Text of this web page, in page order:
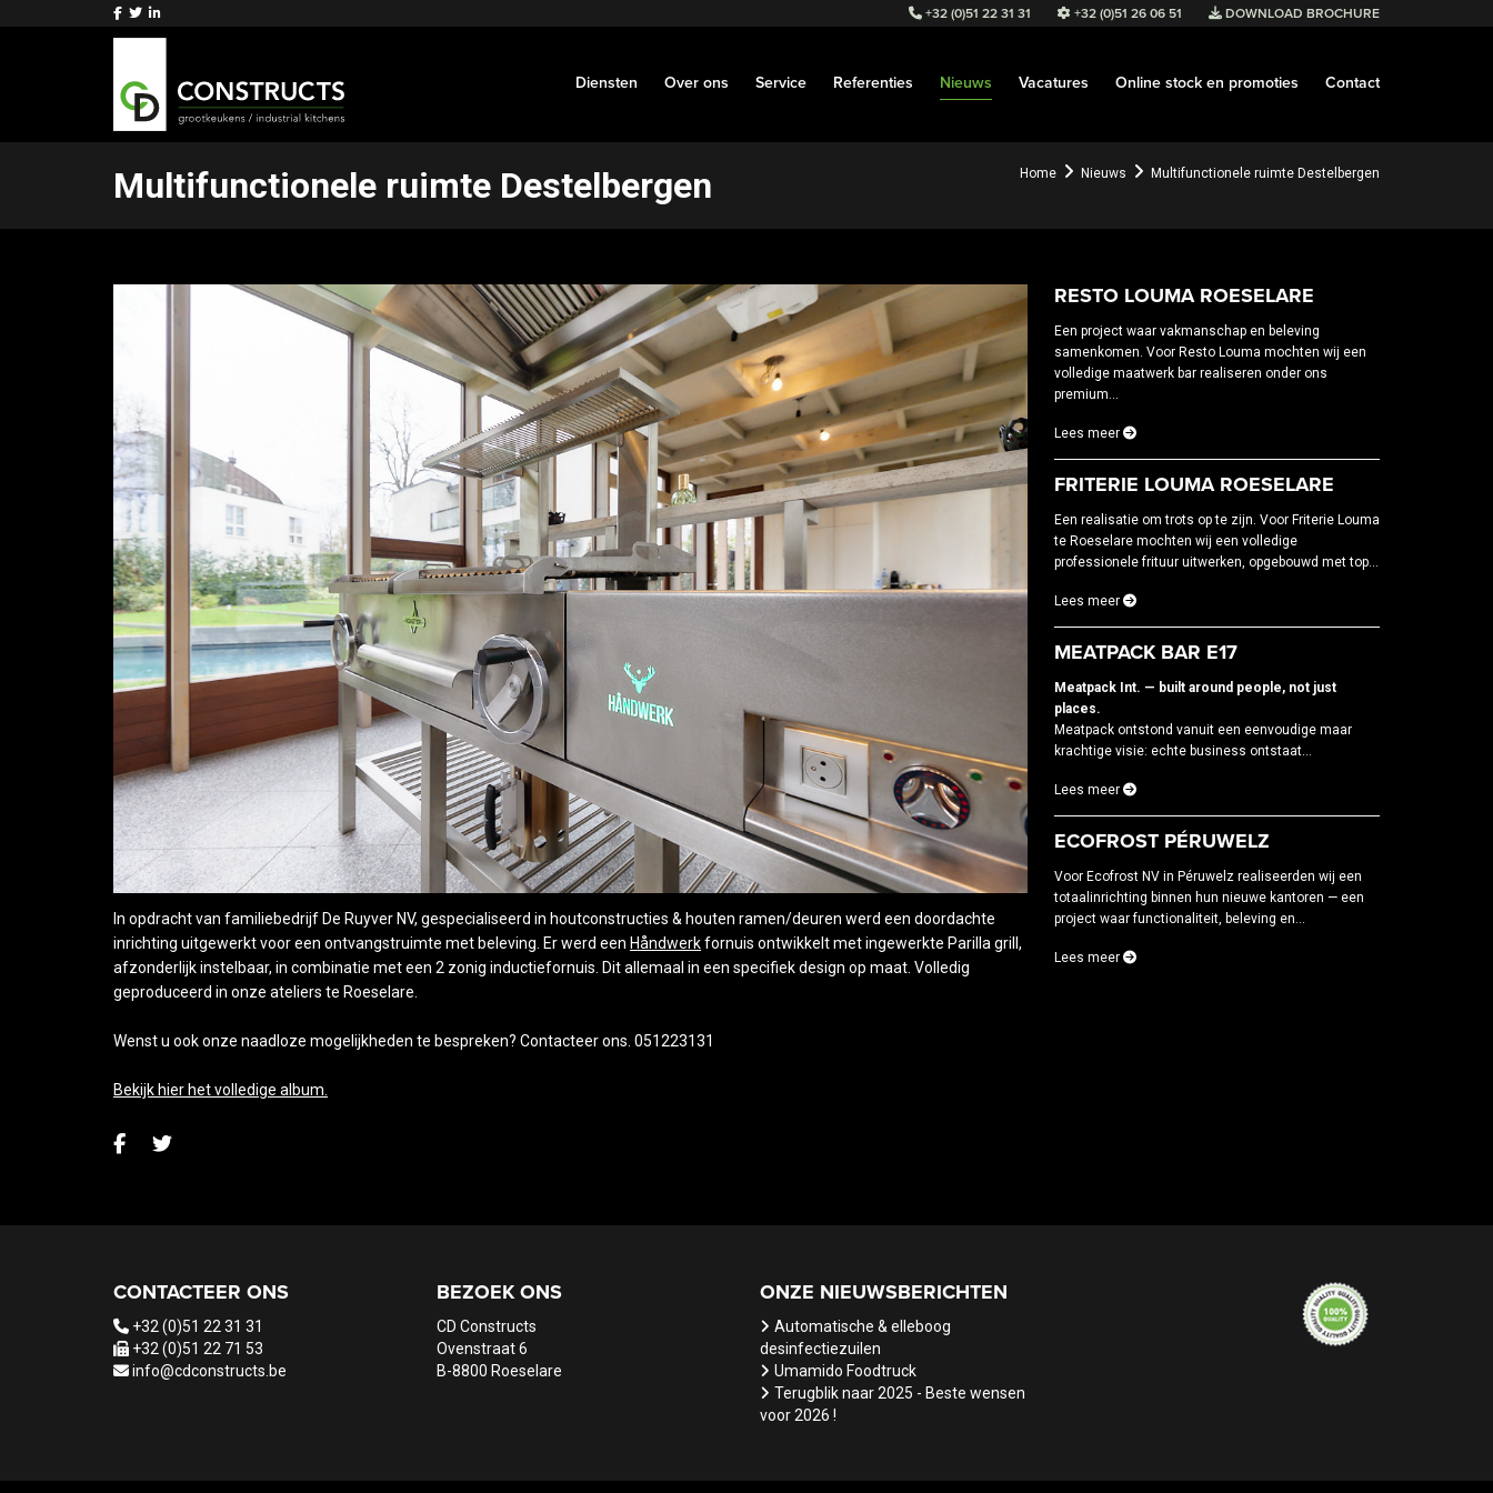
+32 (0)51 22 31 31 +32 (0)51 26 06 51 DOWNLOAD BROCHURE
Diensten Over ons Service Referenties Nieuws Vacatures Online stock en promoties Contact
Multifunctionele ruimte Destelbergen Home Nieuws Multifunctionele ruimte Destelbergen
In opdracht van familiebedrijf De Ruyver NV, gespecialiseerd in houtconstructies & houten ramen/deuren werd een doordachte
inrichting uitgewerkt voor een ontvangstruimte met beleving. Er werd een Håndwerkfornuis ontwikkelt met ingewerkte Parilla grill,
afzonderlijk instelbaar, in combinatie met een 2 zonig inductiefornuis. Dit allemaal in een specifiek design op maat. Volledig
geproduceerd in onze ateliers te Roeselare.
Wenst u ook onze naadloze mogelijkheden te bespreken? Contacteer ons. 051223131
Bekijk hier het volledige album.
RESTO LOUMA ROESELARE
Een project waar vakmanschap en beleving
samenkomen. Voor Resto Louma mochten wij een
volledige maatwerk bar realiseren onder ons
premium...
Lees meer
FRITERIE LOUMA ROESELARE
Een realisatie om trots op te zijn. Voor Friterie Louma
te Roeselare mochten wij een volledige
professionele frituur uitwerken, opgebouwd met top...
Lees meer
MEATPACK BAR E17
Meatpack Int. — built around people, not just
places.
Meatpack ontstond vanuit een eenvoudige maar
krachtige visie: echte business ontstaat...
Lees meer
ECOFROST PÉRUWELZ
Voor Ecofrost NV in Péruwelz realiseerden wij een
totaalinrichting binnen hun nieuwe kantoren — een
project waar functionaliteit, beleving en...
Lees meer
CONTACTEER ONS
+32 (0)51 22 31 31
+32 (0)51 22 71 53
info@cdconstructs.be
BEZOEK ONS
CD Constructs
Ovenstraat 6
B-8800 Roeselare
ONZE NIEUWSBERICHTEN
Automatische & elleboog
desinfectiezuilen
Umamido Foodtruck
Terugblik naar 2025 - Beste wensen
voor 2026 !